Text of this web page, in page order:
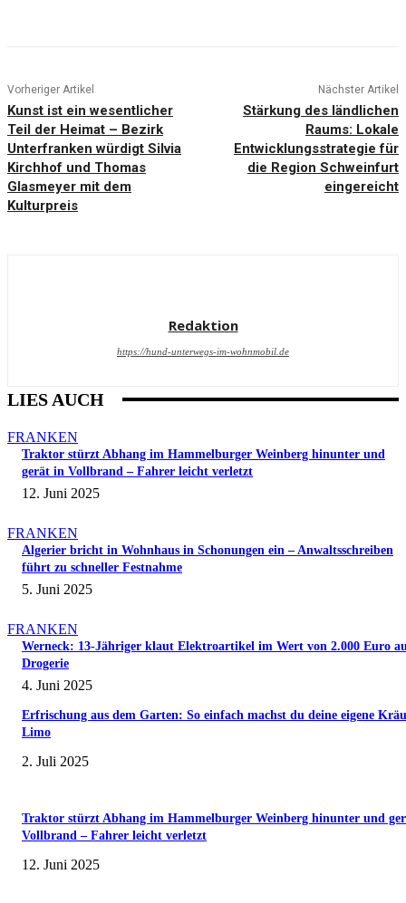
Vorheriger Artikel
Kunst ist ein wesentlicher
Teil der Heimat – Bezirk
Unterfranken würdigt Silvia
Kirchhof und Thomas
Glasmeyer mit dem
Kulturpreis
Nächster Artikel
Stärkung des ländlichen
Raums: Lokale
Entwicklungsstrategie für
die Region Schweinfurt
eingereicht
Redaktion
https://hund-unterwegs-im-wohnmobil.de
LIES AUCH
FRANKEN
Traktor stürzt Abhang im Hammelburger Weinberg hinunter und
gerät in Vollbrand – Fahrer leicht verletzt
12. Juni 2025
FRANKEN
Algerier bricht in Wohnhaus in Schonungen ein – Anwaltsschreiben
führt zu schneller Festnahme
5. Juni 2025
FRANKEN
Werneck: 13-Jähriger klaut Elektroartikel im Wert von 2.000 Euro
Drogerie
4. Juni 2025
Erfrischung aus dem Garten: So einfach machst du deine eigene
Limo
2. Juli 2025
Traktor stürzt Abhang im Hammelburger Weinberg hinunter und
Vollbrand – Fahrer leicht verletzt
12. Juni 2025